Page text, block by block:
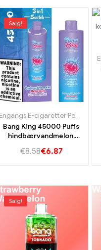
Salg!
Engangs E-cigaretter Portugal
Bang King 45000 Puffs
hindbærvandmelon,
Strawberry Kiwi din
€8.58€6.87
Salg!